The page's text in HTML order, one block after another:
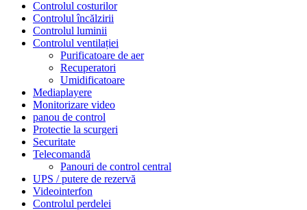
Controlul costurilor
Controlul încălzirii
Controlul luminii
Controlul ventilației
Purificatoare de aer
Recuperatori
Umidificatoare
Mediaplayere
Monitorizare video
panou de control
Protectie la scurgeri
Securitate
Telecomandă
Panouri de control central
UPS / putere de rezervă
Videointerfon
Сontrolul perdelei